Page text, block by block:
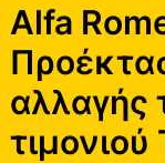
Alfa
αλλαγής
τιμονιού